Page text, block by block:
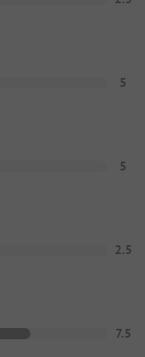
5
5
2.5
7.5